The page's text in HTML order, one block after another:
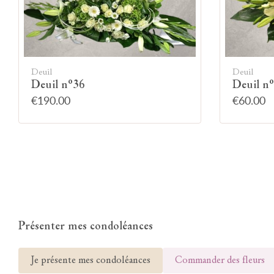
Deuil
Deuil n°36
€190.00
Deuil
Deuil
€60.00
Présenter mes condoléances
Je présente mes condoléances Commander des fleurs